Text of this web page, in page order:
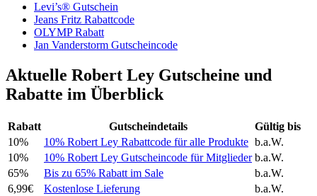
Levi’s® Gutschein
Jeans Fritz Rabattcode
OLYMP Rabatt
Jan Vanderstorm Gutscheincode
Aktuelle Robert Ley Gutscheine und
Rabatte im Überblick
Rabatt Gutscheindetails
Gültig bis
10%
10% Robert Ley Rabattcode für alle Produkte b.a.W.
10%
10% Robert Ley Gutscheincode für Mitglieder b.a.W.
65%
Bis zu 65% Rabatt im Sale
b.a.W.
6,99€
Kostenlose Lieferung
b.a.W.